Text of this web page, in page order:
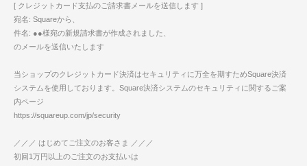
[ クレジットカード支払のご請求書メールを送信します ]
宛名: Squareから、
件名: ●●様宛の新規請求書が作成されました、
のメールを送信いたします
当ショップのクレジットカード決済はセキュリティに万全を期すためSquare決済
システムを使用しております。Square決済システムのセキュリティに関するご案
内ページ
https://squareup.com/jp/security
／／／ はじめてご注文のお客さま ／／／
初回1万円以上のご注文のお支払いは